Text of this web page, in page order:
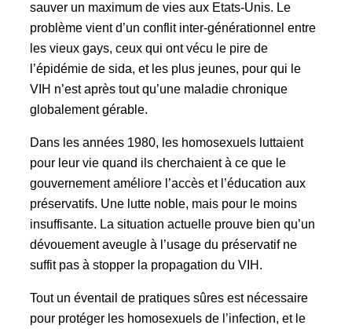
sauver un maximum de vies aux Etats-Unis. Le
problème vient d’un conflit inter-générationnel entre
les vieux gays, ceux qui ont vécu le pire de
l’épidémie de sida, et les plus jeunes, pour qui le
VIH n’est après tout qu’une maladie chronique
globalement gérable.
Dans les années 1980, les homosexuels luttaient
pour leur vie quand ils cherchaient à ce que le
gouvernement améliore l’accès et l’éducation aux
préservatifs. Une lutte noble, mais pour le moins
insuffisante. La situation actuelle prouve bien qu’un
dévouement aveugle à l’usage du préservatif ne
suffit pas à stopper la propagation du VIH.
Tout un éventail de pratiques sûres est nécessaire
pour protéger les homosexuels de l’infection, et le